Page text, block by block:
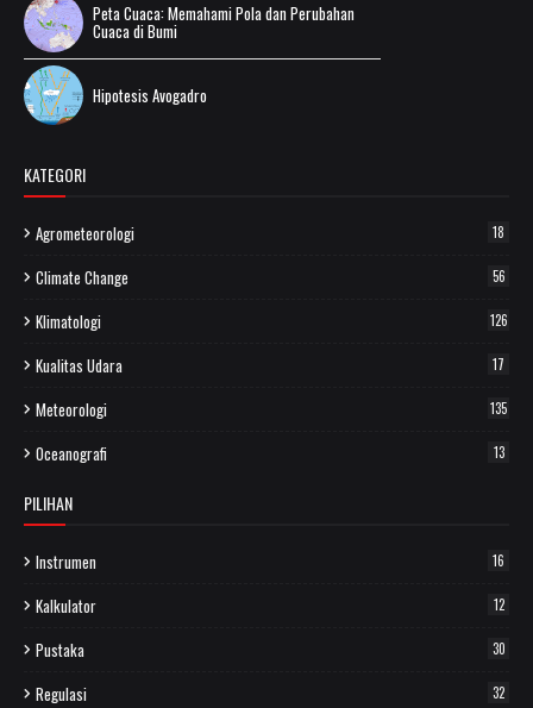
Peta Cuaca: Memahami Pola dan Perubahan
Cuaca di Bumi
Hipotesis Avogadro
KATEGORI
Agrometeorologi 18
Climate Change 56
Klimatologi 126
Kualitas Udara 17
Meteorologi 135
Oceanografi 13
PILIHAN
Instrumen 16
Kalkulator 12
Pustaka 30
Regulasi 32